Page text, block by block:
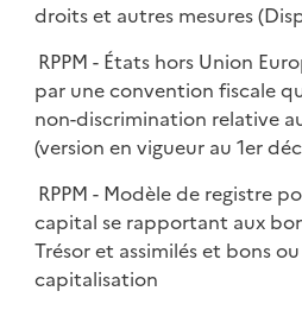
droits et autres mesures
RPPM - États hors Union
par une convention fiscale
non-discrimination relative
(version en vigueur au 1er
RPPM - Modèle de registre
capital se rapportant aux
Trésor et assimilés et bons
capitalisation